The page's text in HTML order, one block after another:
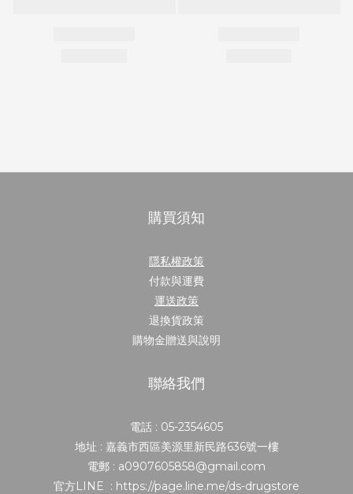
購買須知
隱私權政策
付款與運費
運送政策
退換貨政策
購物金贈送與說明
聯絡我們
電話 : 05-2354605
地址 : 嘉義市西區美源里新民路636號一樓
電郵 : a0907605858@gmail.com
官方LINE : https://page.line.me/ds-drugstore